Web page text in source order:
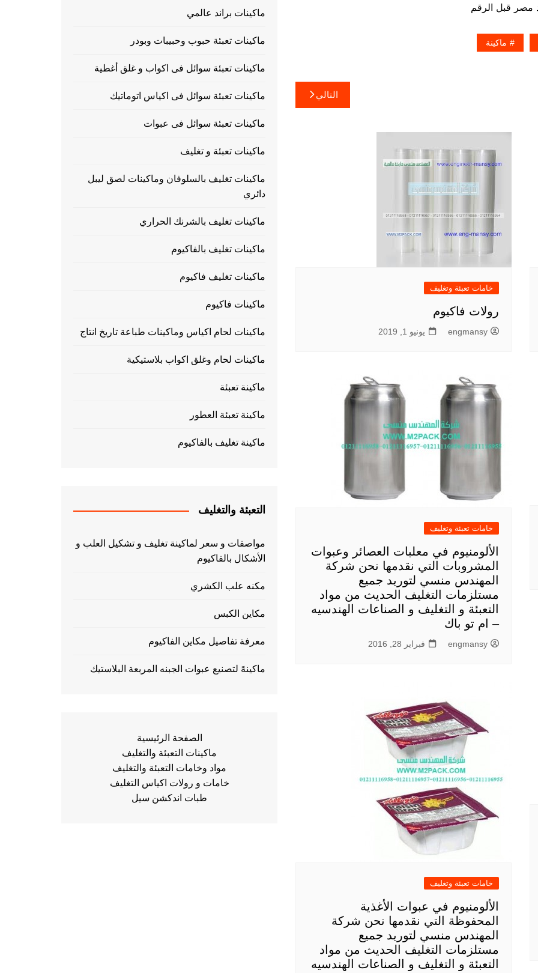
ماكينة
التالي
خامات تعبئة وتغليف
رولات فاكيوم
engmansy يونيو 1, 2019
خامات تعبئة وتغليف
الألومنيوم في معلبات العصائر وعبوات
المشروبات التي نقدمها نحن شركة
المهندس منسي لتوريد جميع
مستلزمات التغليف الحديث من مواد
التعبئة و التغليف و الصناعات الهندسيه
– ام تو باك
engmansy فبراير 28, 2016
خامات تعبئة وتغليف
الألومنيوم في عبوات الأغذية
المحفوظة التي نقدمها نحن شركة
المهندس منسي لتوريد جميع
مستلزمات التغليف الحديث من مواد
التعبئة و التغليف و الصناعات الهندسيه
ماكينات براند عالمي
ماكينات تعبئة حبوب وحبيبات وبودر
ماكينات تعبئة سوائل فى اكواب و غلق أغطية
ماكينات تعبئة سوائل فى اكياس اتوماتيك
ماكينات تعبئة سوائل فى عبوات
ماكينات تعبئة و تغليف
ماكينات تغليف بالسلوفان وماكينات لصق ليبل
دائري
ماكينات تغليف بالشرنك الحراري
ماكينات تغليف بالفاكيوم
ماكينات تغليف فاكيوم
ماكينات فاكيوم
ماكينات لحام اكياس وماكينات طباعة تاريخ انتاج
ماكينات لحام وغلق اكواب بلاستيكية
ماكينة تعبئة
ماكينة تعبئة العطور
ماكينة تغليف بالفاكيوم
التعبئة والتغليف
مواصفات و سعر لماكينة تغليف و تشكيل العلب و
الأشكال بالفاكيوم
مكنه علب الكشري
مكاين الكبس
معرفة تفاصيل مكاين الفاكيوم
ماكينهً لتصنيع عبوات الجبنه المربعة البلاستيك
الصفحة الرئيسية
ماكينات التعبئة والتغليف
مواد وخامات التعبئة والتغليف
خامات و رولات اكياس التغليف
طبات اندكشن سيل